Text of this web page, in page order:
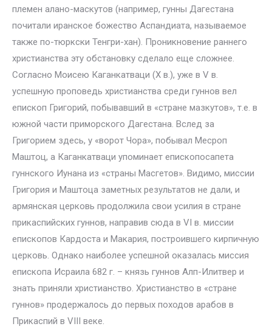
племен алано-маскутов (например, гунны Дагестана
почитали иранское божество Аспандиата, называемое
также по-тюркски Тенгри-хан). Проникновение раннего
христианства эту обстановку сделало еще сложнее.
Согласно Моисею Каганкатваци (X в.), уже в V в.
успешную проповедь христианства среди гуннов вел
епископ Григорий, побывавший в «стране мазкутов», т.е. в
южной части приморского Дагестана. Вслед за
Григорием здесь, у «ворот Чора», побывал Месроп
Маштоц, а Каганкатваци упоминает епископосапета
гуннского Иунана из «страны Масгетов». Видимо, миссии
Григория и Маштоца заметных результатов не дали, и
армянская церковь продолжила свои усилия в стране
прикаспийских гуннов, направив сюда в VI в. миссии
епископов Кардоста и Макария, построившего кирпичную
церковь. Однако наиболее успешной оказалась миссия
епископа Исраила 682 г. – князь гуннов Алп-Илитвер и
знать приняли христианство. Христианство в «стране
гуннов» продержалось до первых походов арабов в
Прикаспий в VIII веке.